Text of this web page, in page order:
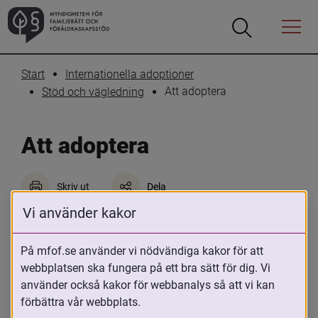
Öppna
Öppna
Menyn
Start
Internationella adoptioner
Stöd och vägledning
Att adoptera
Att adoptera
Skriv ut Dela
En internationell adoption är en lång resa
skapar livslånga familjeband och
förändrar barnets hela livssituation. I
varje steg av adoptionsprocessen är det
Vi använder kakor
På mfof.se använder vi nödvändiga kakor för att
webbplatsen ska fungera på ett bra sätt för dig. Vi
använder också kakor för webbanalys så att vi kan
förbättra vår webbplats.